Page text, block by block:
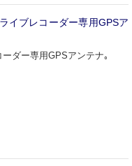
イブレコーダー専用GPSア
ダー専用GPSアンテナ｡